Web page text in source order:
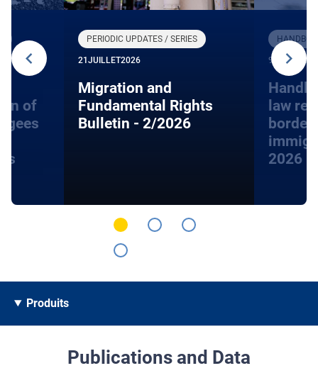
of
PERIODIC UPDATES / SERIES
21 JUILLET2026
Migration and
Fundamental Rights
Bulletin - 2/2026
9 JUIN 2026
law
2026
Produits
Publications and Data